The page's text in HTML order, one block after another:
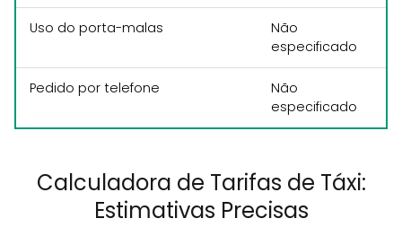
Uso do porta-malas
Não
especificado
Pedido por telefone
Não
especificado
Calculadora de Tarifas de Táxi:
Estimativas Precisas